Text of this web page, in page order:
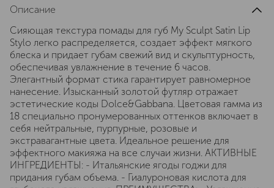
Описание
Сияющая текстура помады для губ My Sculpt Satin Lip
Stylo легко распределяется, создает эффект мягкого
блеска и придает губам свежий вид и скульптурность,
обеспечивая увлажнение в течение 6 часов.
Элегантный формат стика гарантирует равномерное
нанесение. Изысканный золотой футляр отражает
эстетические коды Dolce&Gabbana. Цветовая гамма из
18 специально пронумерованных оттенков включает в
себя нейтральные, пурпурные, розовые и
экстравагантные цвета. Идеальное решение для
эффектного макияжа на все случаи жизни. АКТИВНЫЕ
ИНГРЕДИЕНТЫ: - Итальянские ягоды годжи для
придания губам объема. - Гиалуроновая кислота для